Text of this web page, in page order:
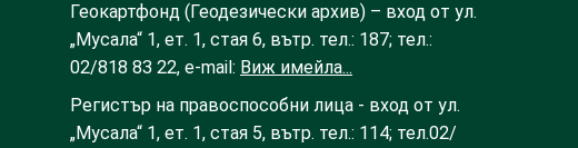
Геокартфонд (Геодезически архив) – вход от ул.
„Мусала“ 1, ет. 1, стая 6, вътр. тел.: 187; тел.:
02/818 83 22, e-mail: Виж имейла...
Регистър на правоспособни лица - вход от ул.
„Мусала“ 1, ет. 1, стая 5, вътр. тел.: 114; тел.02/